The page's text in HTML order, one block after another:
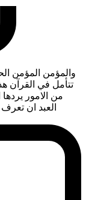
والمؤمن المؤمن
تتأمل في القرآن
من الامور
العبد ان